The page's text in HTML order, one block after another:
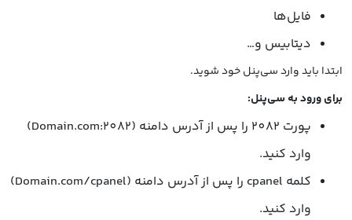
فایل‌ها
دیتابیس و…
ابتدا باید وارد سی‌پنل خود شوید.
برای ورود به سی‌پنل:
پورت 2082 را پس از آدرس دامنه (Domain.com:2082)
وارد کنید.
کلمه cpanel را پس از آدرس دامنه (Domain.com/cpanel)
وارد کنید.